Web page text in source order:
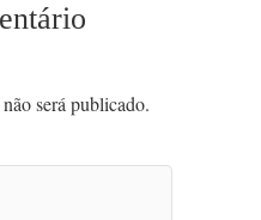
será publicado.